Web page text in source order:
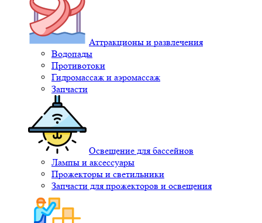
Аттракционы и развлечения
Водопады
Противотоки
Гидромассаж и аэромассаж
Запчасти
Освещение для бассейнов
Лампы и аксессуары
Прожекторы и светильники
Запчасти для прожекторов и освещения